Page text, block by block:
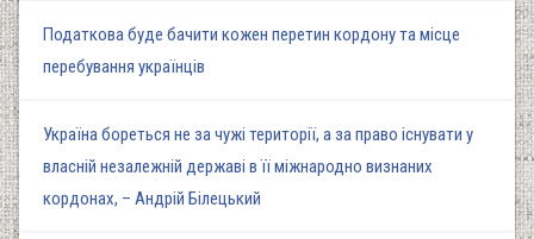
Податкова буде бачити кожен перетин кордону та місце
перебування українців
Україна бореться не за чужі території, а за право існувати у
власній незалежній державі в її міжнародно визнаних
кордонах, – Андрій Білецький